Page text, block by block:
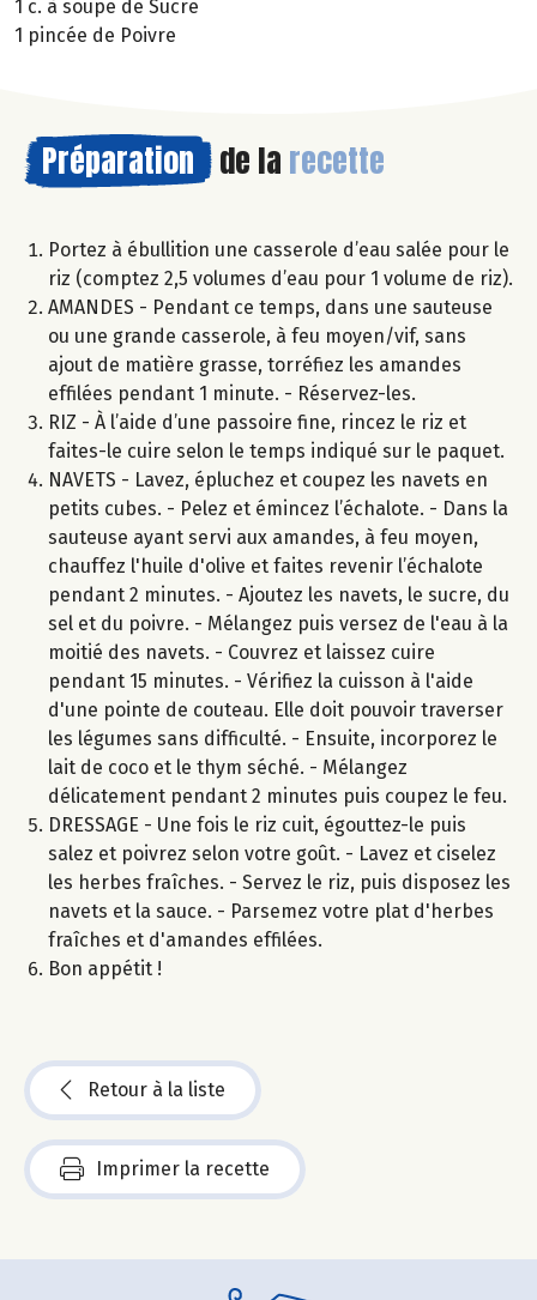
1 c. à soupe de Sucre
1 pincée de Poivre
Préparation de la recette
Portez à ébullition une casserole d’eau salée pour le
riz (comptez 2,5 volumes d’eau pour 1 volume de riz).
AMANDES - Pendant ce temps, dans une sauteuse
ou une grande casserole, à feu moyen/vif, sans
ajout de matière grasse, torréfiez les amandes
effilées pendant 1 minute. - Réservez-les.
RIZ - À l’aide d’une passoire fine, rincez le riz et
faites-le cuire selon le temps indiqué sur le paquet.
NAVETS - Lavez, épluchez et coupez les navets en
petits cubes. - Pelez et émincez l’échalote. - Dans la
sauteuse ayant servi aux amandes, à feu moyen,
chauffez l'huile d'olive et faites revenir l’échalote
pendant 2 minutes. - Ajoutez les navets, le sucre, du
sel et du poivre. - Mélangez puis versez de l'eau à la
moitié des navets. - Couvrez et laissez cuire
pendant 15 minutes. - Vérifiez la cuisson à l'aide
d'une pointe de couteau. Elle doit pouvoir traverser
les légumes sans difficulté. - Ensuite, incorporez le
lait de coco et le thym séché. - Mélangez
délicatement pendant 2 minutes puis coupez le feu.
DRESSAGE - Une fois le riz cuit, égouttez-le puis
salez et poivrez selon votre goût. - Lavez et ciselez
les herbes fraîches. - Servez le riz, puis disposez les
navets et la sauce. - Parsemez votre plat d'herbes
fraîches et d'amandes effilées.
Bon appétit !
Retour à la liste
Imprimer la recette